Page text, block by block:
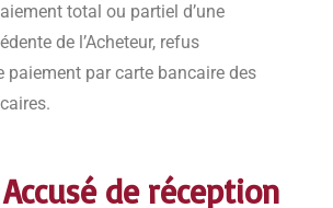
total ou partiel d’une
de l’Acheteur, refus
paiement par carte bancaire des
de réception